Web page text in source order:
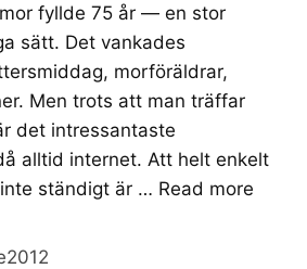
fyllde 75 år — en stor
sätt. Det vankades
morföräldrar,
Men trots att man träffar
det intressantaste
alltid internet. Att helt enkelt
ständigt är … Read more